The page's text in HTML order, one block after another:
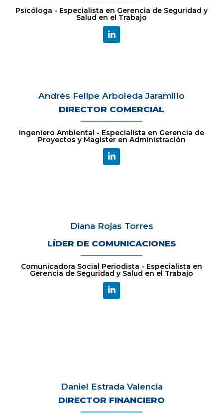
Psicóloga - Especialista en Gerencia de Seguridad y
Salud en el Trabajo
Andrés Felipe Arboleda Jaramillo
DIRECTOR COMERCIAL
Ingeniero Ambiental - Especialista en Gerencia de
Proyectos y Magíster en Administración
Diana Rojas Torres
LÍDER DE COMUNICACIONES
Comunicadora Social Periodista - Especialista en
Gerencia de Seguridad y Salud en el Trabajo
Daniel Estrada Valencia
DIRECTOR FINANCIERO